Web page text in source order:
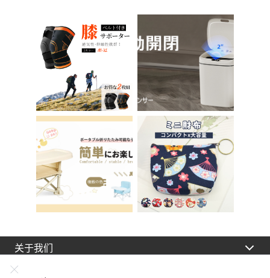
椅子 在家办公 Asher
Brilliant C-56
女孩 儿童 孩子 儿童
马桶训练 免邮 踏步器
厕所
关于我们
法律声明